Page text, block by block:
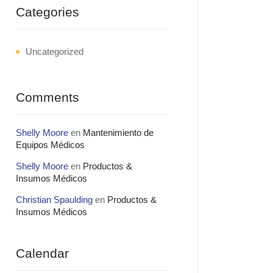
Categories
Uncategorized
Comments
Shelly Moore en Mantenimiento de
Equipos Médicos
Shelly Moore en Productos &
Insumos Médicos
Christian Spaulding en Productos &
Insumos Médicos
Calendar